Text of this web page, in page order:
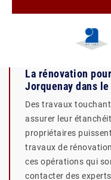
La rénovation
Jorquenay dans
Des travaux
assurer leur
propriétaires
travaux de
ces opérations qui
contacter des